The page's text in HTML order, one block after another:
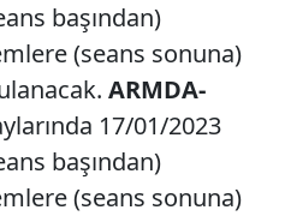
başından)
(seans sonuna)
ARMDA-
17/01/2023
başından)
(seans sonuna)